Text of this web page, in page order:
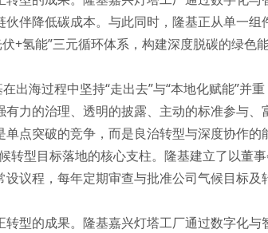
伴降低碳成本。与此同时，隆基正从单一
+氢能”三元循环体系，构建深度脱碳的绿色能
出海过程中坚持“走出去”与“本地化赋能”并
力的治理、透明的披露、主动的标准参与
点突破的竞争，而是良治转型与深度协作
转型目标落地的核心支柱。隆基建立了以董
议程，每年定期审查与批准公司气候目标及
型的成果。隆基嘉兴灯塔工厂通过数字化